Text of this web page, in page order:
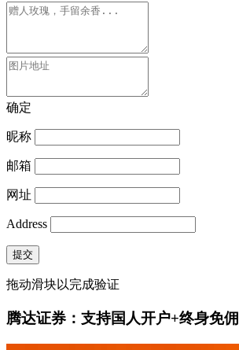
确定
昵称
邮箱
网址
Address
提交
拖动滑块以完成验证
腾达证券：支持国人开户+终身免佣